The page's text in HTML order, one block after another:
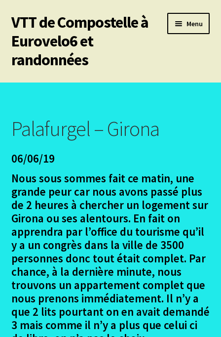
Aller
à
la
navigation
Aller
au
contenu
VTT de Compostelle à
Eurovelo6 et
randonnées
Menu
Mes 6 chemins vtt de Compostelle
Autres trajets VTT
Chemin de Stevenson
menu
enfant
Les canaux
Ouvrir
le
menu
Ouvrir
menu
Les Participants Pirinexus
Le projet Pirinexus
Le trajet Pirinexus
Ouvrir
le
menu
enfant
La Via Rhôna
Ouvrir
le
Palafurgel – Girona
06/06/19
Nous sous sommes fait ce matin, une
grande peur car nous avons passé plus
de 2 heures à chercher un logement sur
Girona ou ses alentours. En fait on
apprendra par l’office du tourisme qu’il
y a un congrès dans la ville de 3500
personnes donc tout était complet. Par
chance, à la dernière minute, nous
trouvons un appartement complet que
nous prenons immédiatement. Il n’y a
que 2 lits pourtant on en avait demandé
3 mais comme il n’y a plus que celui ci